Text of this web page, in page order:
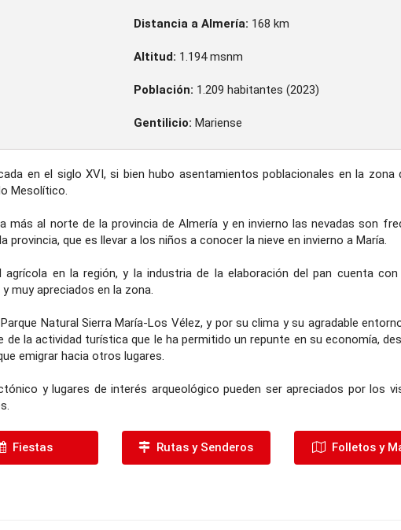
Distancia a Almería: 168 km
Altitud: 1.194 msnm
Población: 1.209 habitantes (2023)
Gentilicio: Mariense
en el siglo XVI, si bien hubo asentamientos poblacionales en la zona
Mesolítico.
más al norte de la provincia de Almería y en invierno las nevadas son
provincia, que es llevar a los niños a conocer la nieve en invierno a María.
en la región, y la industria de la elaboración del pan cuenta con
muy apreciados en la zona.
Natural Sierra María-Los Vélez, y por su clima y su agradable
de la actividad turística que le ha permitido un repunte en su economía,
emigrar hacia otros lugares.
y lugares de interés arqueológico pueden ser apreciados por los
Fiestas Rutas y Senderos Folletos y